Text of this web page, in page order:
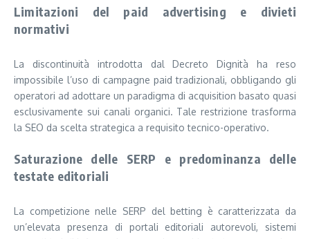
Limitazioni del paid advertising e divieti
normativi
La discontinuità introdotta dal Decreto Dignità ha reso
impossibile l’uso di campagne paid tradizionali, obbligando gli
operatori ad adottare un paradigma di acquisition basato quasi
esclusivamente sui canali organici. Tale restrizione trasforma
la SEO da scelta strategica a requisito tecnico-operativo.
Saturazione delle SERP e predominanza delle
testate editoriali
La competizione nelle SERP del betting è caratterizzata da
un’elevata presenza di portali editoriali autorevoli, sistemi